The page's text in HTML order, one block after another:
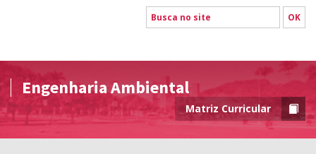
Engenharia Ambiental
Matriz Curricular